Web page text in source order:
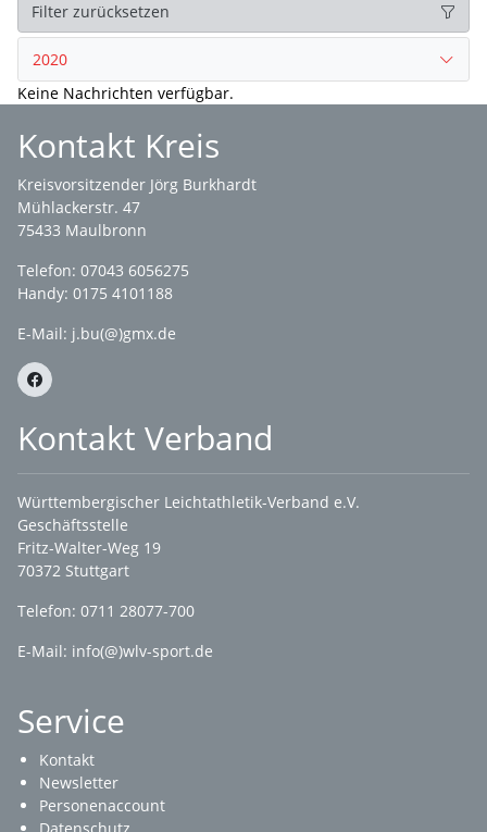
Filter zurücksetzen
2020
Keine Nachrichten verfügbar.
Kontakt Kreis
Kreisvorsitzender Jörg Burkhardt
Mühlackerstr. 47
75433 Maulbronn
Telefon: 07043 6056275
Handy: 0175 4101188
E-Mail: j.bu(@)gmx.de
Kontakt Verband
Württembergischer Leichtathletik-Verband e.V.
Geschäftsstelle
Fritz-Walter-Weg 19
70372 Stuttgart
Telefon: 0711 28077-700
E-Mail: info(@)wlv-sport.de
Service
Kontakt
Newsletter
Personenaccount